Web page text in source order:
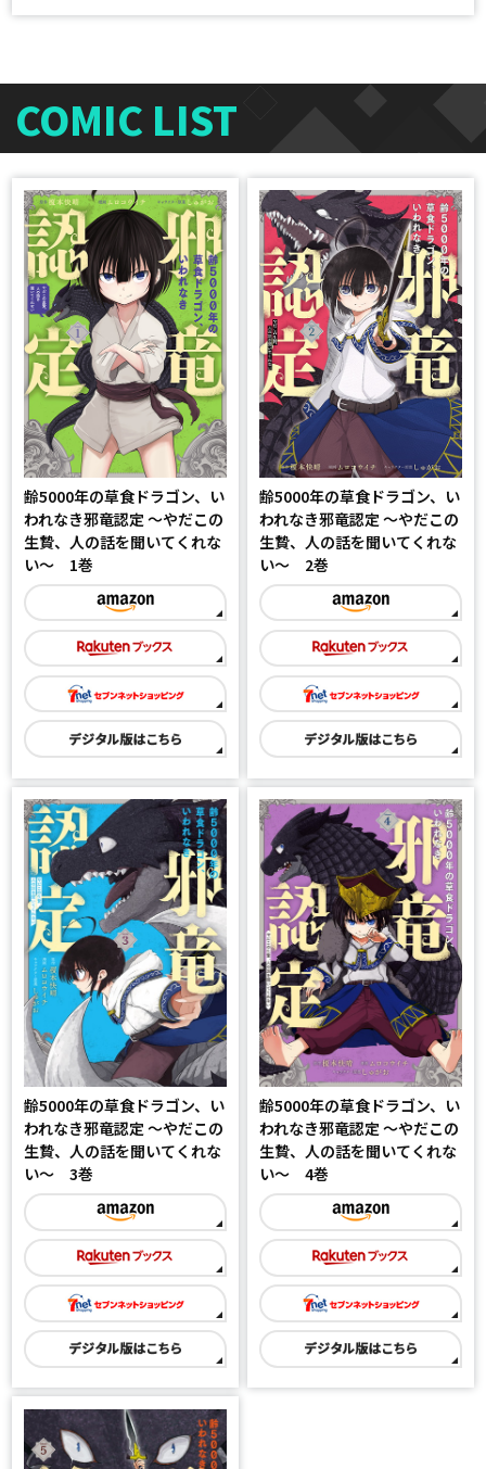
COMIC LIST
齢5000年の草食ドラゴン、い
われなき邪竜認定 ～やだこの
生贄、人の話を聞いてくれな
い～ 1巻
齢5000年の草食ドラゴン、い
われなき邪竜認定 ～やだこの
生贄、人の話を聞いてくれな
い～ 2巻
齢5000年の草食ドラゴン、い
われなき邪竜認定 ～やだこの
生贄、人の話を聞いてくれな
い～ 3巻
齢5000年の草食ドラゴン、い
われなき邪竜認定 ～やだこの
生贄、人の話を聞いてくれな
い～ 4巻